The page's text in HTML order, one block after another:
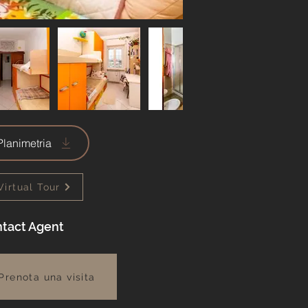
Tour
Agent
una visita